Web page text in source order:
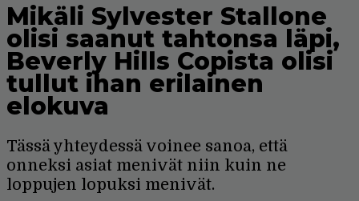
Mikäli Sylvester Stallone
olisi saanut tahtonsa läpi,
Beverly Hills Copista olisi
tullut ihan erilainen
elokuva
Tässä yhteydessä voinee sanoa, että
onneksi asiat menivät niin kuin ne
loppujen lopuksi menivät.